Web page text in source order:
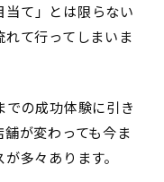
て」とは限らない
て行ってしまいま
の成功体験に引き
が変わっても今ま
多々あります。